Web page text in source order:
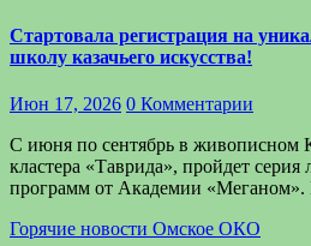
Стартовала регистрация на
школу казачьего искусства!
Июн 17, 2026 0 Комментарии
С июня по сентябрь в живописном
кластера «Таврида», пройдет серия
программ от Академии
Горячие новости Омское ОКО